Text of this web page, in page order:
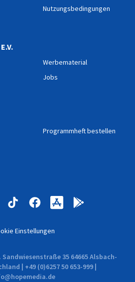
Nutzungsbedingungen
Werbematerial
Jobs
Programmheft bestellen
Einstellungen
Sandwiesenstraße 35 64665 Alsbach-
| +49 (0)6257 50 653-999 |